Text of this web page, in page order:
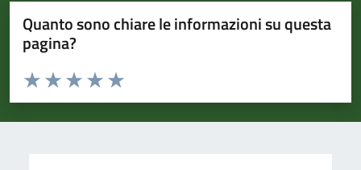
Quanto sono chiare le informazioni su questa
pagina?
Valuta da 1 a 5 stelle la pagina
Valuta 5 stelle su 5
Valuta 4 stelle su 5
Valuta 3 stelle su 5
Valuta 2 stelle su 5
Valuta 1 stelle su 5